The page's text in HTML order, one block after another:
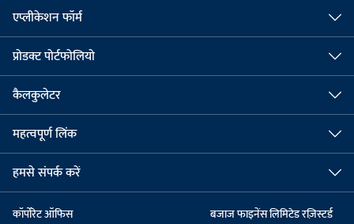
एप्लीकेशन फॉर्म
प्रोडक्ट पोर्टफोलियो
कैलकुलेटर
महत्वपूर्ण लिंक
हमसे संपर्क करें
कॉर्पोरेट ऑफिस
बजाज फाइनेंस लिमिटेड रज़िस्टर्ड